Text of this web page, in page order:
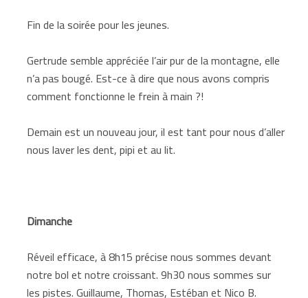
Fin de la soirée pour les jeunes.
Gertrude semble appréciée l’air pur de la montagne, elle
n’a pas bougé. Est-ce à dire que nous avons compris
comment fonctionne le frein à main ?!
Demain est un nouveau jour, il est tant pour nous d’aller
nous laver les dent, pipi et au lit.
Dimanche
Réveil efficace, à 8h15 précise nous sommes devant
notre bol et notre croissant. 9h30 nous sommes sur
les pistes. Guillaume, Thomas, Estéban et Nico B.